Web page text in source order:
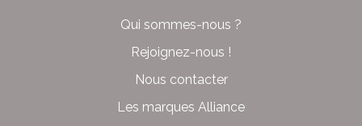
Qui sommes-nous ?
Rejoignez-nous !
Nous contacter
Les marques Alliance